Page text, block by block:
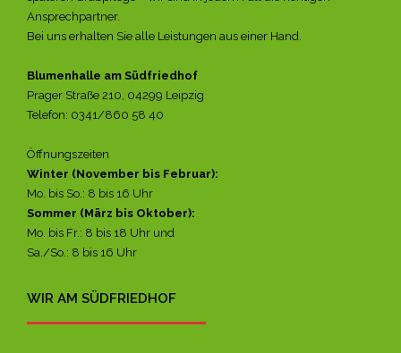
Ansprechpartner.
Bei uns erhalten Sie alle Leistungen aus einer Hand.
Blumenhalle am Südfriedhof
Prager Straße 210, 04299 Leipzig
Telefon: 0341/860 58 40
Öffnungszeiten
Winter (November bis Februar):
Mo. bis So.: 8 bis 16 Uhr
Sommer (März bis Oktober):
Mo. bis Fr.: 8 bis 18 Uhr und
Sa./So.: 8 bis 16 Uhr
WIR AM SÜDFRIEDHOF